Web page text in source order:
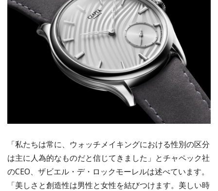
「私たちは常に、ウォッチメイキングにおける性別の区分
は主に人為的なものだと信じてきました」とチャペック社
のCEO、ザビエル・デ・ロックモーレルは述べています。
「美しさと創造性は男性と女性を結びつけます。美しい時